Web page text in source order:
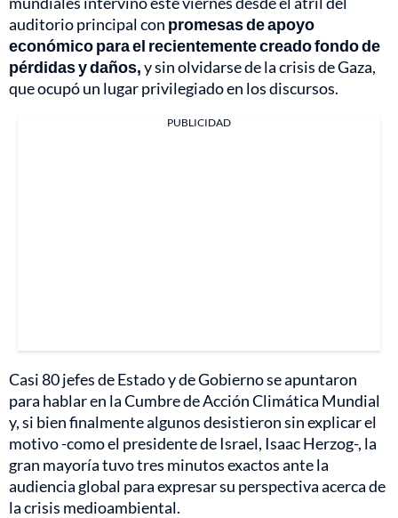
auditorio principal con promesas de apoyo
económico para el recientemente creado fondo de
pérdidas y daños,y sin olvidarse de la crisis de Gaza,
que ocupó un lugar privilegiado en los discursos.
PUBLICIDAD
Casi 80 jefes de Estado y de Gobierno se apuntaron
para hablar en la Cumbre de Acción Climática Mundial
y, si bien finalmente algunos desistieron sin explicar el
motivo -como el presidente de Israel, Isaac Herzog-, la
gran mayoría tuvo tres minutos exactos ante la
audiencia global para expresar su perspectiva acerca de
la crisis medioambiental.